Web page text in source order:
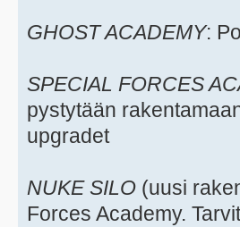
GHOST ACADEMY:
SPECIAL FORCES
pystytään
upgradet
NUKE SILO (uusi
Forces Academy.